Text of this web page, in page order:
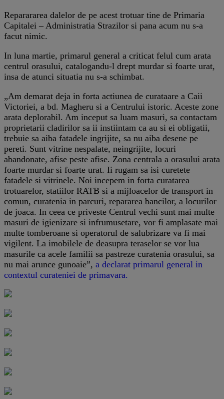
Reparararea dalelor de pe acest trotuar tine de Primaria
Capitalei – Administratia Strazilor si pana acum nu s-a
facut nimic.
In luna martie, primarul general a criticat felul cum arata
centrul orasului, catalogandu-l drept murdar si foarte urat,
insa de atunci situatia nu s-a schimbat.
„Am demarat deja in forta actiunea de curataare a Caii
Victoriei, a bd. Magheru si a Centrului istoric. Aceste zone
arata deplorabil. Am inceput sa luam masuri, sa contactam
proprietarii cladirilor sa ii instiintam ca au si ei obligatii,
trebuie sa aiba fatadele ingrijite, sa nu aiba desene pe
pereti. Sunt vitrine nespalate, neingrijite, locuri
abandonate, afise peste afise. Zona centrala a orasului arata
foarte murdar si foarte urat. Ii rugam sa isi curetete
fatadele si vitrinele. Noi incepem in forta curatarea
trotuarelor, statiilor RATB si a mijloacelor de transport in
comun, curatenia in parcuri, repararea bancilor, a locurilor
de joaca. In ceea ce priveste Centrul vechi sunt mai multe
masuri de igienizare si infrumusetare, vor fi amplasate mai
multe tomberoane si operatorul de salubrizare va fi mai
vigilent. La imobilele de deasupra teraselor se vor lua
masurile ca acele familii sa pastreze curatenia orasului, sa
nu mai arunce gunoaie”, a declarat primarul general in
contextul curateniei de primavara.